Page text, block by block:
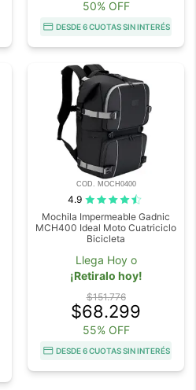
50% OFF
DESDE 6 CUOTAS SIN INTERÉS
COD. MOCH0400
4.9
Mochila Impermeable Gadnic
MCH400 Ideal Moto Cuatriciclo
Bicicleta
Llega Hoy o
¡Retiralo hoy!
$151.776
$68.299
55% OFF
DESDE 6 CUOTAS SIN INTERÉS